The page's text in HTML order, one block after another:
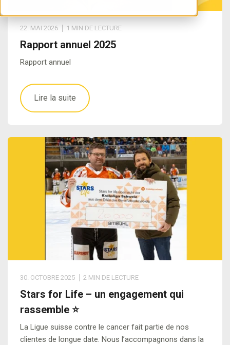
22. MAI 2026 1 MIN DE LECTURE
Rapport annuel 2025
Rapport annuel
Lire la suite
30. OCTOBRE 2025 2 MIN DE LECTURE
Stars for Life – un engagement qui
rassemble ⭐
La Ligue suisse contre le cancer fait partie de nos
clientes de longue date. Nous l’accompagnons dans la